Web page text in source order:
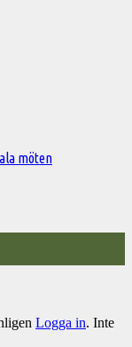
möten
Logga in. Inte